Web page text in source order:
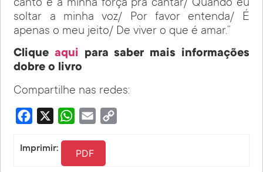
canto é a minha força pra cantar/ Quando eu
soltar a minha voz/ Por favor entenda/ É
apenas o meu jeito/ De viver o que é amar.”
Cliqueaqui para saber mais informações
dobre o livro
Compartilhe nas redes:
Facebook WhatsApp
Email
Imprimir: PDF